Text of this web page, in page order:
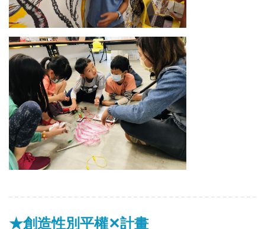
★創造性別平權✕計畫